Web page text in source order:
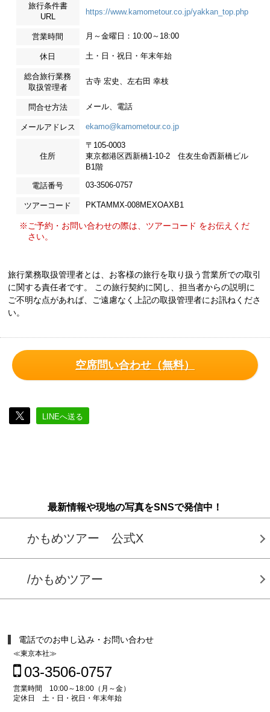
旅行条件書
URL
https://www.kamometour.co.jp/yakkan_top.php
営業時間 月～金曜日：10:00～18:00
休日 土・日・祝日・年末年始
総合旅行業務
取扱管理者
古寺 宏史、左右田 幸枝
問合せ方法 メール、電話
メールアドレス ekamo@kamometour.co.jp
住所
〒105-0003
東京都港区西新橋1-10-2 住友生命西新橋ビル
B1階
電話番号 03-3506-0757
ツアーコード PKTAMMX-008MEXOAXB1
※ご予約・お問い合わせの際は、ツアーコード をお伝えくだ
さい。
旅行業務取扱管理者とは、お客様の旅行を取り扱う営業所での取引
に関する責任者です。 この旅行契約に関し、担当者からの説明に
ご不明な点があれば、ご遠慮なく上記の取扱管理者にお訊ねくださ
い。
空席問い合わせ（無料）
LINEへ送る
最新情報や現地の写真をSNSで発信中！
かもめツアー 公式X
/かもめツアー
電話でのお申し込み・お問い合わせ
≪東京本社≫
03-3506-0757
営業時間 10:00～18:00（月～金）
定休日 土・日・祝日・年末年始